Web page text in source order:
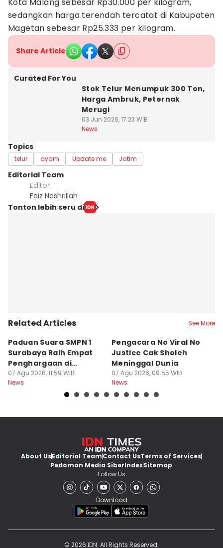
sedangkan harga terendah tercatat di Kabupaten
Magetan sebesar Rp25.333 per kilogram.
Share Article
Curated For You
Stok Telur Menumpuk 300 Ton,
Harga Ambruk, Peternak
Merugi
03 Jun 2026, 17:23 WIB
News
Topics
telur ayam Update me Jatim
Editorial Team
Editor
Faiz Nashrillah
Tonton lebih seru di
Related Articles See More
Paduan Suara SMPN 1
Surabaya Raih Empat
Penghargaan di
Thailand
07 Agu 2026, 11:59 WIB
News
Pengacara No Viral No
Justice Cak Sholeh
Meninggal Dunia
07 Agu 2026, 09:55 WIB
News
About UsEditorial TeamContact UsTerms of Services
Pedoman Media SiberIndexSitemap
Follow Us
Download
© 2026 IDN. All Rights Reserved.